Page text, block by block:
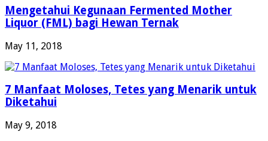
Mengetahui Kegunaan Fermented Mother
Liquor (FML) bagi Hewan Ternak
May 11, 2018
7 Manfaat Moloses, Tetes yang Menarik untuk
Diketahui
May 9, 2018